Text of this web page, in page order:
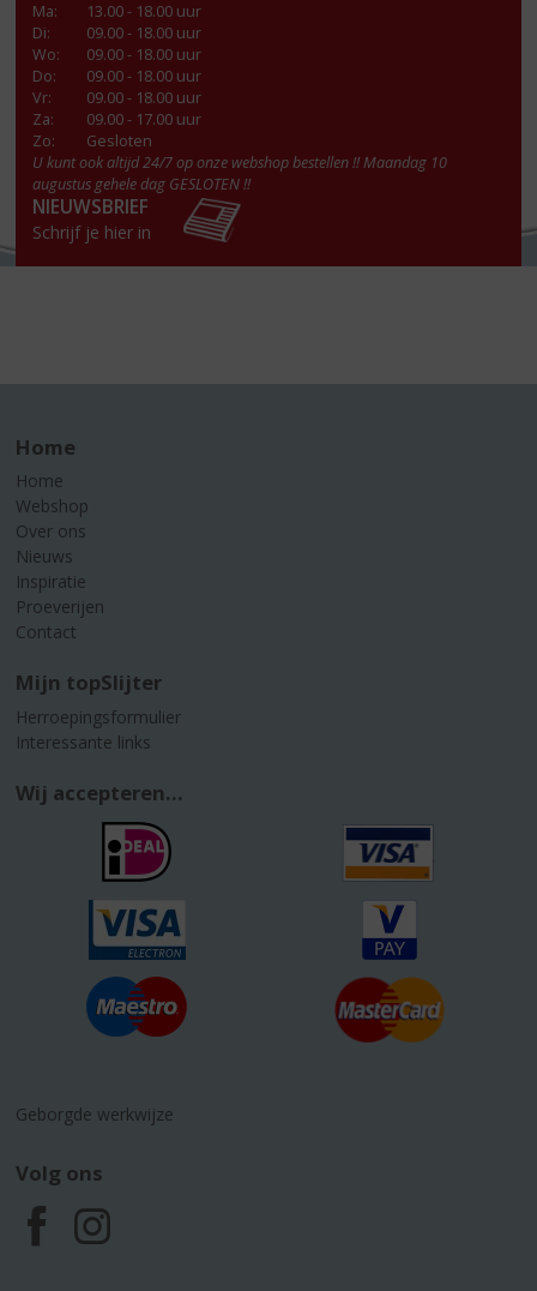
Ma:
13.00 - 18.00 uur
Di:
09.00 - 18.00 uur
Wo:
09.00 - 18.00 uur
Do:
09.00 - 18.00 uur
Vr:
09.00 - 18.00 uur
Za:
09.00 - 17.00 uur
Zo:
Gesloten
U kunt ook altijd 24/7 op onze webshop bestellen !! Maandag 10
augustus gehele dag GESLOTEN !!
NIEUWSBRIEF
Schrijf je hier in
Home
Home
Webshop
Over ons
Nieuws
Inspiratie
Proeverijen
Contact
Mijn topSlijter
Herroepingsformulier
Interessante links
Wij accepteren...
Geborgde werkwijze
Volg ons
F
I